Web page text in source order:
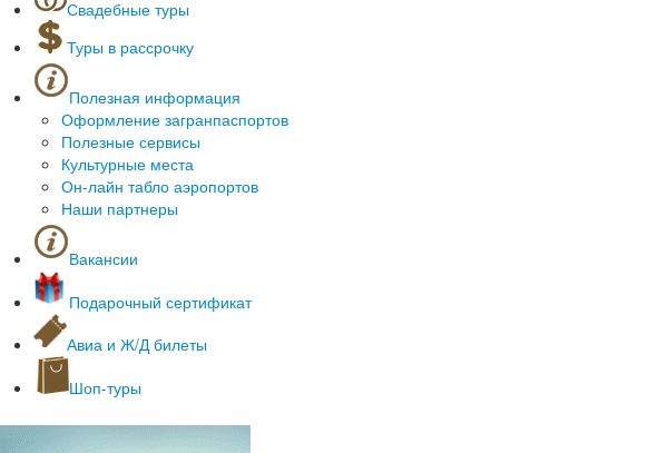
Лагеря Геленджик
Лагеря Черногория
Лагеря Туапсе
Лагеря Мордовия
Санатории Крым
Спортивные Крым
Азовское/Черное море
Речные круизы
Свадебные туры
Туры в рассрочку
Полезная информация
Оформление загранпаспортов
Полезные сервисы
Культурные места
Он-лайн табло аэропортов
Наши партнеры
Вакансии
Подарочный сертификат
Авиа и Ж/Д билеты
Шоп-туры